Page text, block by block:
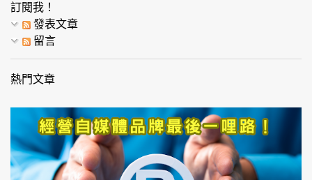
訂閱我！
發表文章
留言
熱門文章